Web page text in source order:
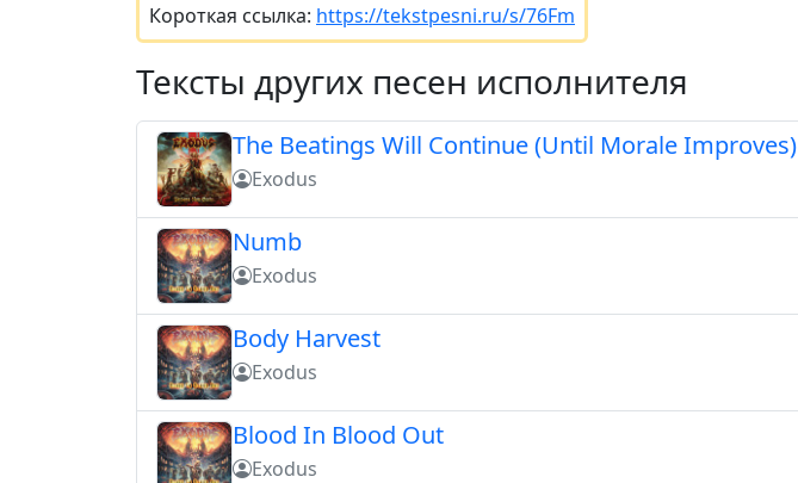
Короткая ссылка: https://tekstpesni.ru/s/76Fm
Тексты других песен исполнителя
The Beatings Will Continue (Until Morale Improves)
Exodus
Numb
Exodus
Body Harvest
Exodus
Blood In Blood Out
Exodus